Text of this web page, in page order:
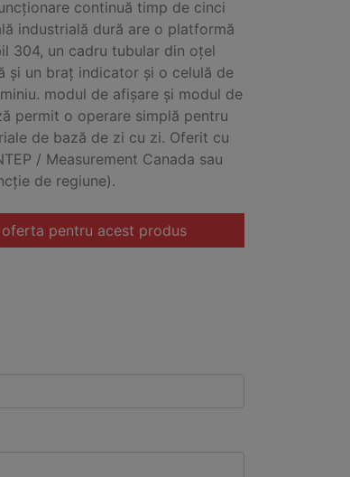
continuă timp de cinci
industrială dură are o platformă
304, un cadru tubular din oțel
și un braț indicator și o celulă de
modul de afișare și modul de
permit o operare simplă pentru
de bază de zi cu zi. Oferit cu
/ Measurement Canada sau
de regiune).
pentru acest produs